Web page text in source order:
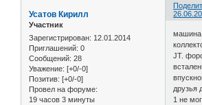
Усатов Кирилл
Участник
Зарегистрирован: 12.01.2014
Приглашений: 0
Сообщений: 28
Уважение: [+0/-0]
Позитив: [+0/-0]
Провел на форуме:
19 часов 3 минуты
машина
JT.
друзья
1 не